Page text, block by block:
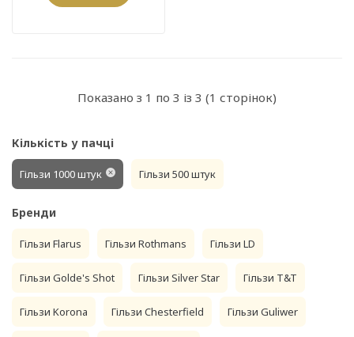
Показано з 1 по 3 із 3 (1 сторінок)
Кількість у пачці
Гільзи 1000 штук Гільзи 500 штук
Бренди
Гільзи Flarus Гільзи Rothmans Гільзи LD
Гільзи Golde's Shot Гільзи Silver Star Гільзи T&T
Гільзи Korona Гільзи Chesterfield Гільзи Guliwer